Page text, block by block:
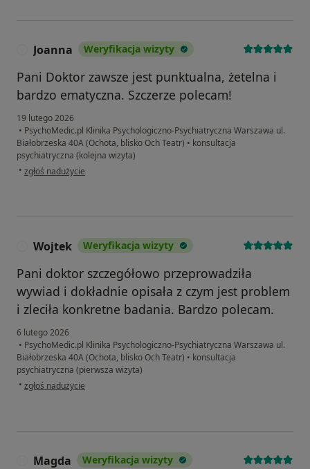
Joanna Weryfikacja wizyty
Pani Doktor zawsze jest punktualna, żetelna i
bardzo ematyczna. Szczerze polecam!
19 lutego 2026
• PsychoMedic.pl Klinika Psychologiczno-Psychiatryczna Warszawa ul.
Białobrzeska 40A (Ochota, blisko Och Teatr) • konsultacja
psychiatryczna (kolejna wizyta)
• w opinii użytkownika Joanna
zgłoś nadużycie
Wojtek Weryfikacja wizyty
Pani doktor szczegółowo przeprowadziła
wywiad i dokładnie opisała z czym jest problem
i zleciła konkretne badania. Bardzo polecam.
6 lutego 2026
• PsychoMedic.pl Klinika Psychologiczno-Psychiatryczna Warszawa ul.
Białobrzeska 40A (Ochota, blisko Och Teatr) • konsultacja
psychiatryczna (pierwsza wizyta)
• w opinii użytkownika Wojtek
zgłoś nadużycie
Magda Weryfikacja wizyty